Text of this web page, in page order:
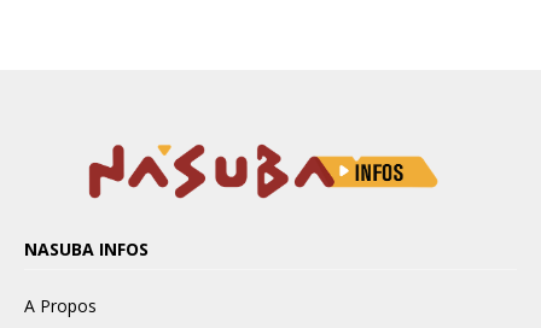
NASUBA INFOS
A Propos